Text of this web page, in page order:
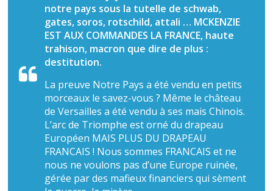
notre pays sous la tutelle de schwab,
gates, soros, rotschild, attali … MCKENZIE
EST AUX COMMANDES LA FRANCE, haute
trahison, macron que dire de plus :
destitution.
La preuve Notre Pays a été vendu en petits
morceaux le savez-vous ? Même le château
de Versailles a été vendu à ses mais Chinois.
L’arc de Triomphe est orné du drapeau
Européen MAIS PLUS DU DRAPEAU
FRANCAIS ! Nous sommes FRANCAIS et ne
nous ne voulons pas d’une Europe ruinée,
gérée par des mafieux financiers qui sèment